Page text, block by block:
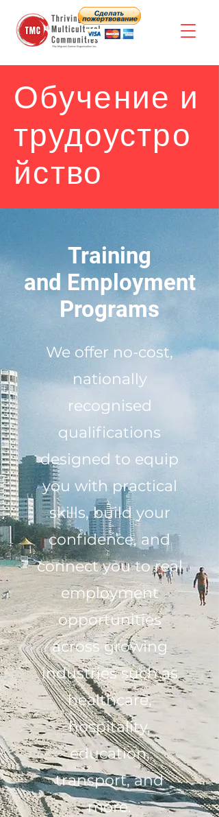
Обучение и
трудоустро
йство
Training
and Employment
Programs
We offer no-cost,
nationally
recognised
qualifications
designed to equip
you with practical
skills, build your
confidence, and
connect you to real
employment
opportunities
across growing
industries such as
healthcare,
hospitality,
education,
transport, and
more.